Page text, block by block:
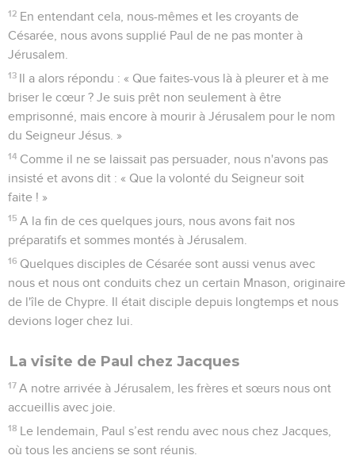
12 En entendant cela, nous-mêmes et les croyants de
Césarée, nous avons supplié Paul de ne pas monter à
Jérusalem.
13 Il a alors répondu : « Que faites-vous là à pleurer et à me
briser le cœur ? Je suis prêt non seulement à être
emprisonné, mais encore à mourir à Jérusalem pour le nom
du Seigneur Jésus. »
14 Comme il ne se laissait pas persuader, nous n'avons pas
insisté et avons dit : « Que la volonté du Seigneur soit
faite ! »
15 A la fin de ces quelques jours, nous avons fait nos
préparatifs et sommes montés à Jérusalem.
16 Quelques disciples de Césarée sont aussi venus avec
nous et nous ont conduits chez un certain Mnason, originaire
de l'île de Chypre. Il était disciple depuis longtemps et nous
devions loger chez lui.
La visite de Paul chez Jacques
17 A notre arrivée à Jérusalem, les frères et sœurs nous ont
accueillis avec joie.
18 Le lendemain, Paul s’est rendu avec nous chez Jacques,
où tous les anciens se sont réunis.